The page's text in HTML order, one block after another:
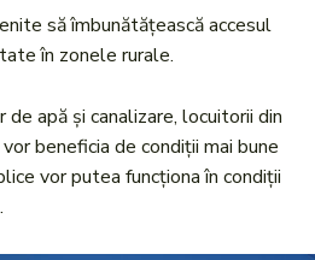
să îmbunătățească accesul
în zonele rurale.
apă și canalizare, locuitorii din
beneficia de condiții mai bune
vor putea funcționa în condiții